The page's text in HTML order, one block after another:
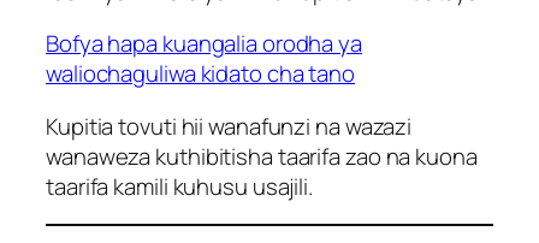
Bofya hapa kuangalia orodha ya
waliochaguliwa kidato cha tano
Kupitia tovuti hii wanafunzi na wazazi
wanaweza kuthibitisha taarifa zao na kuona
taarifa kamili kuhusu usajili.